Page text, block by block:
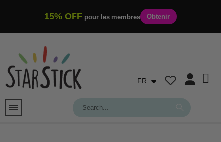
15% OFF pour les membres Obtenir
FR